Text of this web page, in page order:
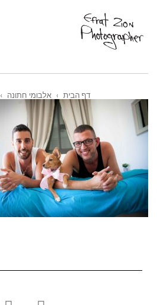
דף הבית › אלבומי חתונה ›